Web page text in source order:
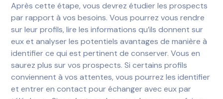
Après cette étape, vous devrez étudier les prospects
par rapport à vos besoins. Vous pourrez vous rendre
sur leur profils, lire les informations qu’ils donnent sur
eux et analyser les potentiels avantages de manière à
identifier ce qui est pertinent de conserver. Vous en
saurez plus sur vos prospects. Si certains profils
conviennent à vos attentes, vous pourrez les identifier
et entrer en contact pour échanger avec eux par